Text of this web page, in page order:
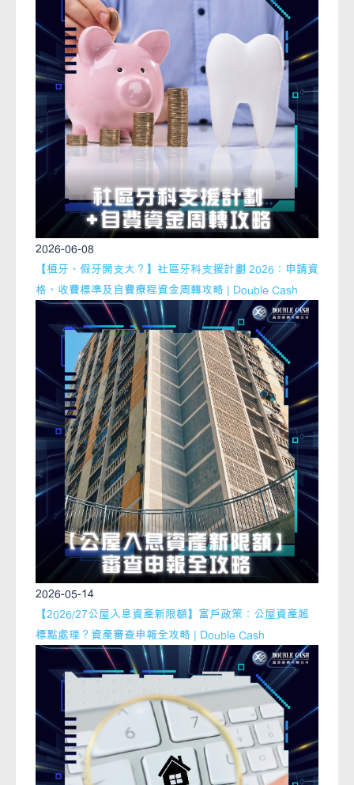
2026-06-08
【植牙、假牙開支大？】社區牙科支援計劃 2026：申請資
格、收費標準及自費療程資金周轉攻略 | Double Cash
2026-05-14
【2026/27公屋入息資產新限額】富戶政策：公屋資產超
標點處理？資產審查申報全攻略 | Double Cash